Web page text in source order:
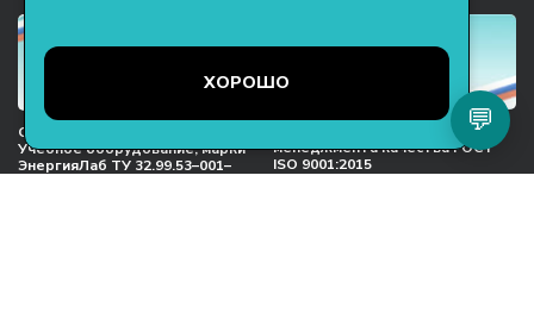
Сертификат соответствия
Учебное оборудование, марки
ЭнергияЛаб ТУ 32.99.53–001–
Международный сертификат
менеджмента качества ГОСТ
ISO 9001:2015
ХОРОШО
💬